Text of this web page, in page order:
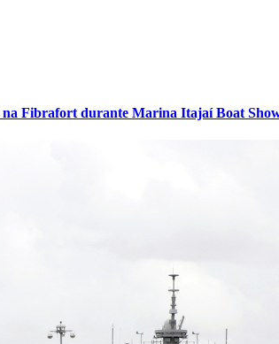
na Fibrafort durante Marina Itajaí Boat